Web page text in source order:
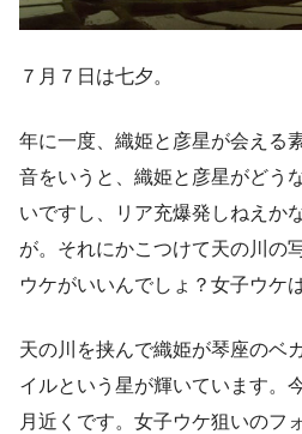
７月７日は七夕。
年に一度、織姫と彦星が会える
音をいうと、織姫と彦星がどう
いですし、リア充爆発しねえか
が。それにかこつけて天の川の
ウケがいいんでしょ？女子ウケ
天の川を挟んで織姫が琴座のベ
イルという星が輝いています。
月近くです。女子ウケ狙いのフ